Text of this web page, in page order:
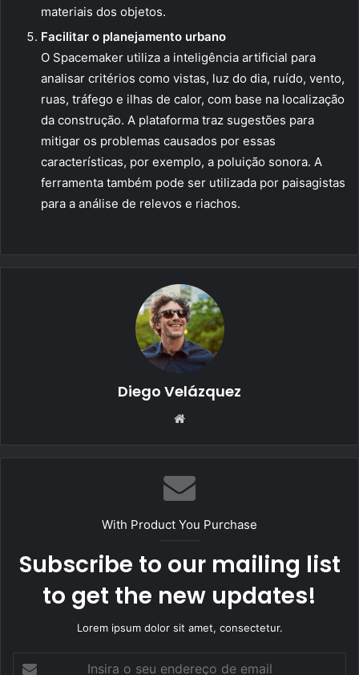
materiais dos objetos.
Facilitar o planejamento urbano
O Spacemaker utiliza a inteligência artificial para
analisar critérios como vistas, luz do dia, ruído, vento,
ruas, tráfego e ilhas de calor, com base na localização
da construção. A plataforma traz sugestões para
mitigar os problemas causados por essas
características, por exemplo, a poluição sonora. A
ferramenta também pode ser utilizada por paisagistas
para a análise de relevos e riachos.
Diego Velázquez
Website
With Product You Purchase
Subscribe to our mailing list
to get the new updates!
Lorem ipsum dolor sit amet, consectetur.